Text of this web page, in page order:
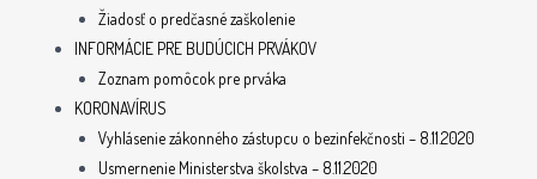
Žiadosť o predčasné zaškolenie
INFORMÁCIE PRE BUDÚCICH PRVÁKOV
Zoznam pomôcok pre prváka
KORONAVÍRUS
Vyhlásenie zákonného zástupcu o bezinfekčnosti – 8.11.2020
Usmernenie Ministerstva školstva – 8.11.2020